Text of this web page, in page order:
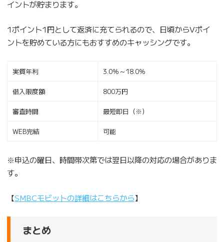
イントが貯まります。
1ポイント1円として返済に充てられるので、日頃からVポイ
ントを貯めている方にもおすすめのキャッシングです。
実質年利 3.0％～18.0％
借入限度額 800万円
審査時間 最短即日（※）
WEB完結 可能
※申込の曜日、時間帯次第では翌日以降の対応の場合がありま
す。
【SMBCモビットの詳細はこちらから】
まとめ